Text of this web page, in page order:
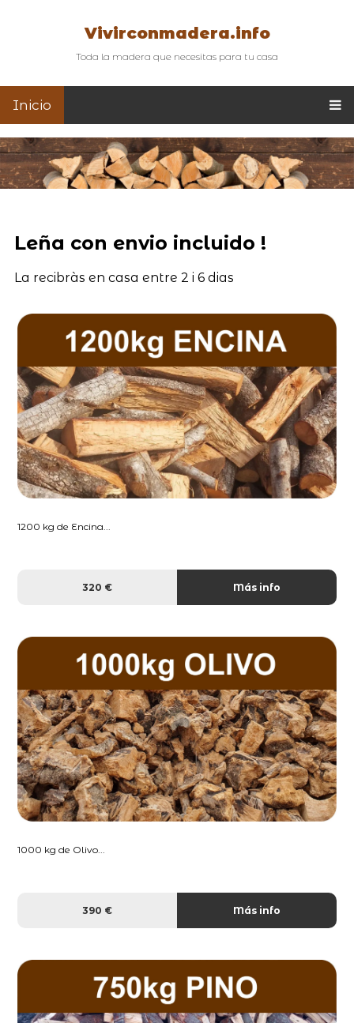
Vivirconmadera.info
Toda la madera que necesitas para tu casa
Inicio
Leña con envio incluido !
La recibràs en casa entre 2 i 6 dias
1200 kg de Encina...
320 € Más info
1000 kg de Olivo...
390 € Más info